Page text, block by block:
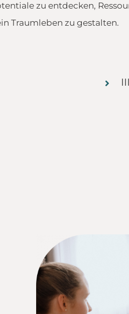
zu entdecken,
Traumleben zu gestalten.